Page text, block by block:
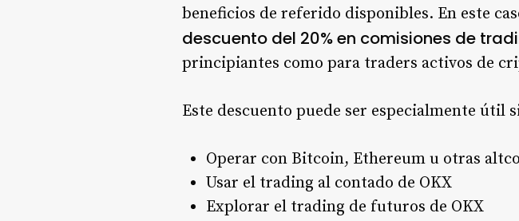
beneficios de referido disponibles. En este
descuento del 20% en comisiones de
principiantes como para traders activos de
Este descuento puede ser especialmente útil
Operar con Bitcoin, Ethereum u otras
Usar el trading al contado de OKX
Explorar el trading de futuros de OKX